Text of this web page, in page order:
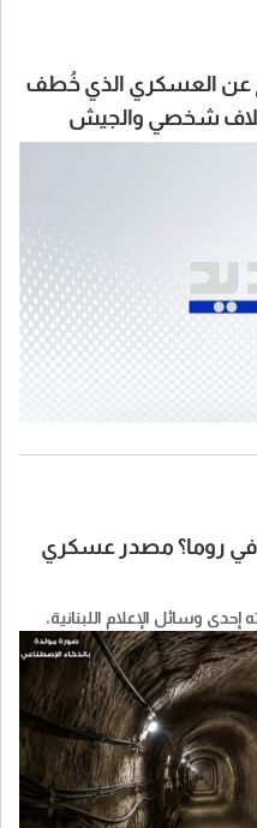
عن العسكري الذي خُطف
شخصي والجيش
في روما؟ مصدر عسكري
وسائل الإعلام اللبنانية،